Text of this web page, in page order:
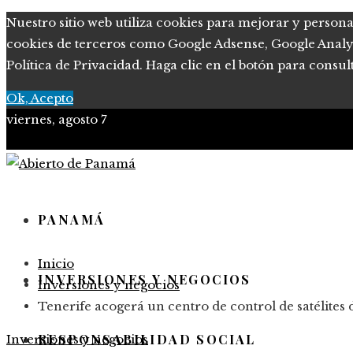
Nuestro sitio web utiliza cookies para mejorar y
cookies de terceros como Google Adsense, Google
Política de Privacidad. Haga clic en el botón para
Ok, Acepto
viernes, agosto 7
PANAMÁ
INVERSIONES Y NEGOCIOS
RESPONSABILIDAD SOCIAL
Inicio
Inversiones y negocios
Tenerife acogerá un centro de control de
Inversiones y negocios